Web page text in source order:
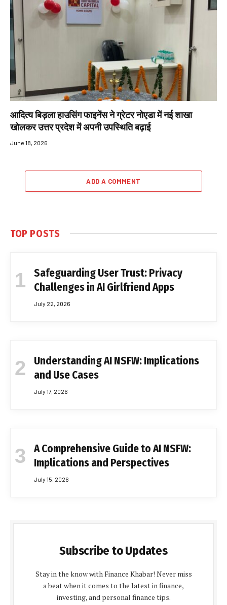
आदित्य बिड़ला हाउसिंग फाइनेंस ने ग्रेटर नोएडा में नई शाखा
खोलकर उत्तर प्रदेश में अपनी उपस्थिति बढ़ाई
June 18, 2026
ADD A COMMENT
TOP POSTS
Safeguarding User Trust: Privacy
Challenges in AI Girlfriend Apps
July 22, 2026
Understanding AI NSFW: Implications
and Use Cases
July 17, 2026
A Comprehensive Guide to AI NSFW:
Implications and Perspectives
July 15, 2026
Subscribe to Updates
Stay in the know with Finance Khabar! Never miss
a beat when it comes to the latest in finance,
investing, and personal finance tips.